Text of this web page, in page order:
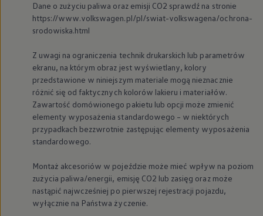
Starsze modele i generacje – archiwum oraz
Certyfikaty
Wszystkie usługi
Dla przyszłych użytkowników Volkswagena
Dla obecnych użytkowników Volkswagena
Sezonowe usługi serwisowe
Korzyści autoryzowanego serwisowania
Informacje dla warsztatów
Świat Volkswagena
Volkswagen Magazine
Lifestyle
Eksploatacja
Samochody hybrydowe
Elektromobilność
Rozwój
Technologia
Nowy samochód krok po kroku – poradnik
Samochody ekonomiczne i ekologiczne
Dane o zużyciu paliwa oraz emisji CO2 sprawdź na stronie
https://www.volkswagen.pl/pl/swiat-volkswagena/ochrona-
srodowiska.html
Z uwagi na ograniczenia technik drukarskich lub parametrów
ekranu, na którym obraz jest wyświetlany, kolory
przedstawione w niniejszym materiale mogą nieznacznie
różnić się od faktycznych kolorów lakieru i materiałów.
Zawartość domówionego pakietu lub opcji może zmienić
elementy wyposażenia standardowego – w niektórych
przypadkach bezzwrotnie zastępując elementy wyposażenia
standardowego.
Montaż akcesoriów w pojeździe może mieć wpływ na poziom
zużycia paliwa/energii, emisję CO2 lub zasięg oraz może
nastąpić najwcześniej po pierwszej rejestracji pojazdu,
wyłącznie na Państwa życzenie.